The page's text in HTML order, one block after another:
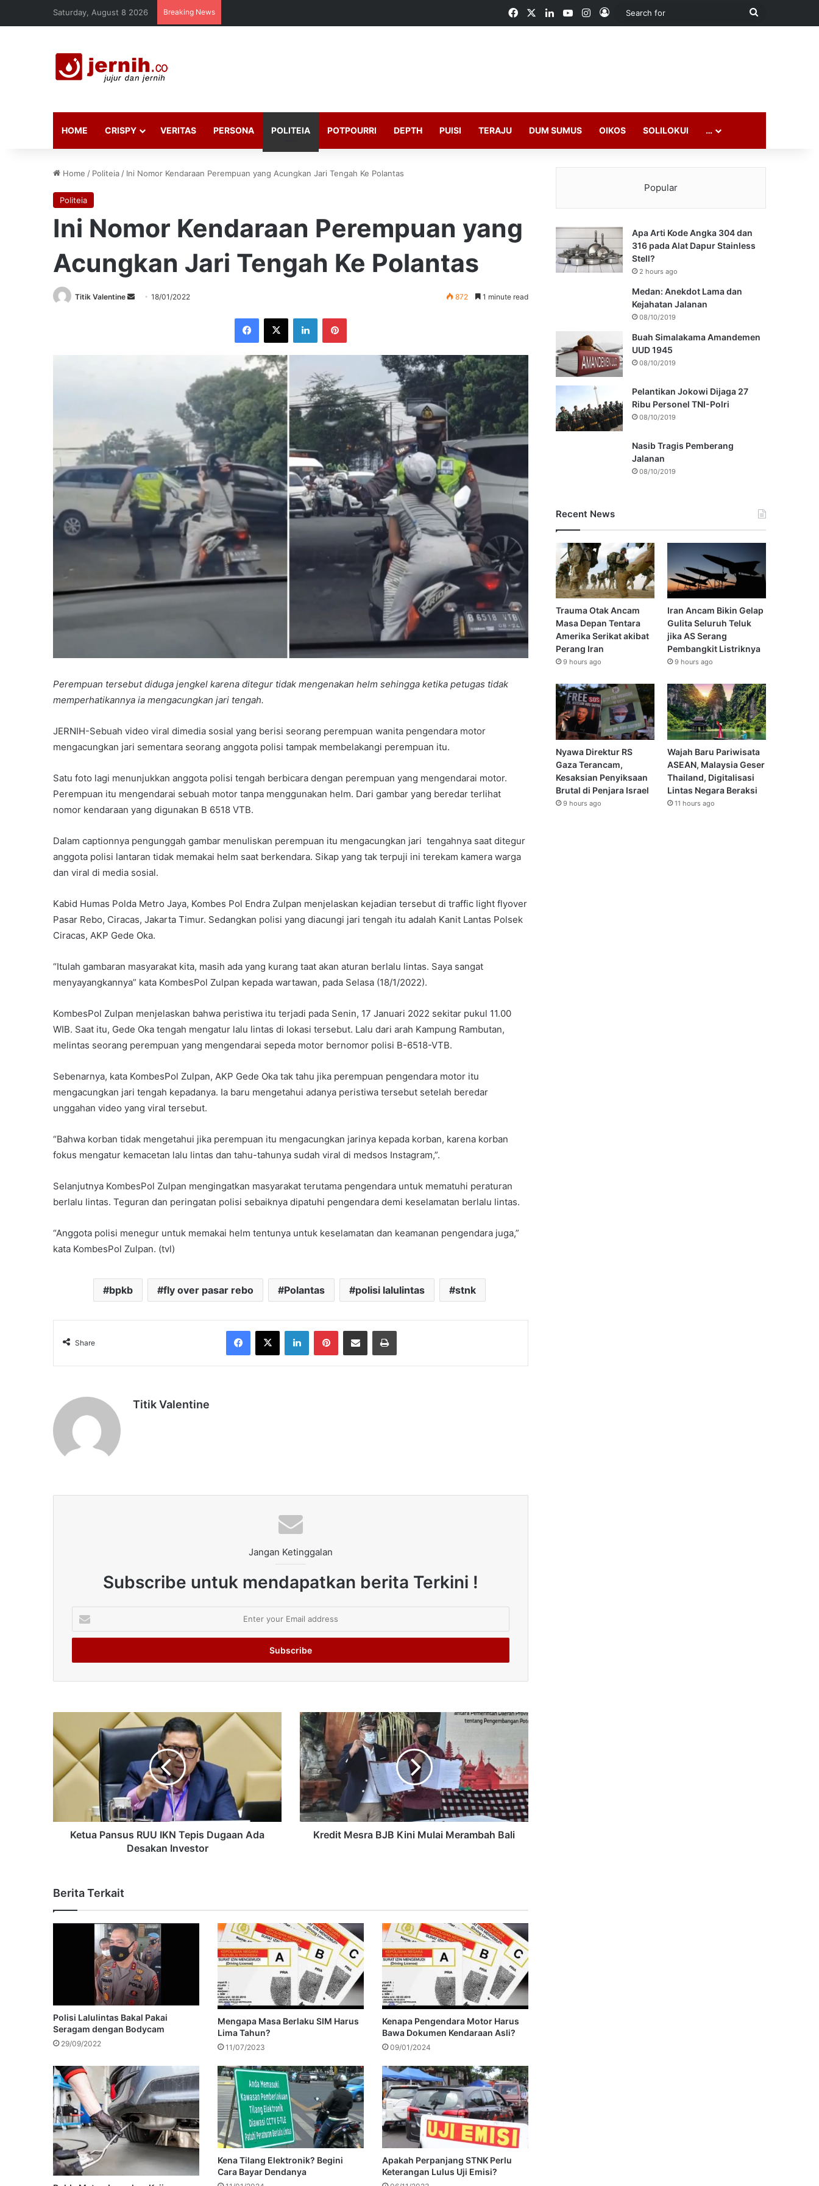
Saturday, August 8 2026 Breaking News FacebookLinkedInYouTubeInstagram
Log In
Search
HOME CRISPY VERITAS PERSONA POLITEIA POTPOURRI DEPTH PUISI TERAJU DUM SUMUS OIKOS SOLILOKUI …
Home / Politeia / Ini Nomor Kendaraan Perempuan yang Acungkan Jari Tengah Ke Polantas
Politeia
Ini Nomor Kendaraan Perempuan yang
Acungkan Jari Tengah Ke Polantas
Titik Valentine
Send18/01/2022 872 1 minute read
Facebook
X LinkedInPinterest
Perempuan tersebut diduga jengkel karena ditegur tidak mengenakan helm sehingga ketika petugas tidak
memperhatikannya ia mengacungkan jari tengah.
JERNIH-Sebuah video viral dimedia sosial yang berisi seorang perempuan wanita pengendara motor
mengacungkan jari sementara seorang anggota polisi tampak membelakangi perempuan itu.
Satu foto lagi menunjukkan anggota polisi tengah berbicara dengan perempuan yang mengendarai motor.
Perempuan itu mengendarai sebuah motor tanpa menggunakan helm. Dari gambar yang beredar terlihat
nomor kendaraan yang digunakan B 6518 VTB.
Dalam captionnya pengunggah gambar menuliskan perempuan itu mengacungkan jari tengahnya saat ditegur
anggota polisi lantaran tidak memakai helm saat berkendara. Sikap yang tak terpuji ini terekam kamera warga
dan viral di media sosial.
Kabid Humas Polda Metro Jaya, Kombes Pol Endra Zulpan menjelaskan kejadian tersebut di traffic light flyover
Pasar Rebo, Ciracas, Jakarta Timur. Sedangkan polisi yang diacungi jari tengah itu adalah Kanit Lantas Polsek
Ciracas, AKP Gede Oka.
“Itulah gambaran masyarakat kita, masih ada yang kurang taat akan aturan berlalu lintas. Saya sangat
menyayangkannya” kata KombesPol Zulpan kepada wartawan, pada Selasa (18/1/2022).
KombesPol Zulpan menjelaskan bahwa peristiwa itu terjadi pada Senin, 17 Januari 2022 sekitar pukul 11.00
WIB. Saat itu, Gede Oka tengah mengatur lalu lintas di lokasi tersebut. Lalu dari arah Kampung Rambutan,
melintas seorang perempuan yang mengendarai sepeda motor bernomor polisi B-6518-VTB.
Sebenarnya, kata KombesPol Zulpan, AKP Gede Oka tak tahu jika perempuan pengendara motor itu
mengacungkan jari tengah kepadanya. Ia baru mengetahui adanya peristiwa tersebut setelah beredar
unggahan video yang viral tersebut.
“Bahwa korban tidak mengetahui jika perempuan itu mengacungkan jarinya kepada korban, karena korban
fokus mengatur kemacetan lalu lintas dan tahu-tahunya sudah viral di medsos Instagram,”.
Selanjutnya KombesPol Zulpan mengingatkan masyarakat terutama pengendara untuk mematuhi peraturan
berlalu lintas. Teguran dan peringatan polisi sebaiknya dipatuhi pengendara demi keselamatan berlalu lintas.
“Anggota polisi menegur untuk memakai helm tentunya untuk keselamatan dan keamanan pengendara juga,”
kata KombesPol Zulpan. (tvl)
bpkb fly over pasar rebo Polantas polisi lalulintas stnk
Share
Facebook
X LinkedInPinterestShare via Email Print
Titik Valentine
Jangan Ketinggalan
Subscribe untuk mendapatkan berita Terkini !
your
Email
Ketua Pansus RUU IKN Tepis Dugaan Ada
Desakan Investor
Kredit Mesra BJB Kini Mulai Merambah Bali
Berita Terkait
Polisi Lalulintas Bakal Pakai
Seragam dengan Bodycam
29/09/2022
Mengapa Masa Berlaku SIM Harus
Lima Tahun?
11/07/2023
Kenapa Pengendara Motor Harus
Bawa Dokumen Kendaraan Asli?
09/01/2024
Kena Tilang Elektronik? Begini
Cara Bayar Dendanya
Apakah Perpanjang STNK Perlu
Keterangan Lulus Uji Emisi?
Popular
Apa Arti Kode Angka 304 dan
316 pada Alat Dapur Stainless
Stell?
2 hours ago
Medan: Anekdot Lama dan
Kejahatan Jalanan
08/10/2019
Buah Simalakama Amandemen
UUD 1945
08/10/2019
Pelantikan Jokowi Dijaga 27
Ribu Personel TNI-Polri
08/10/2019
Nasib Tragis Pemberang
Jalanan
08/10/2019
Recent News
Trauma Otak Ancam
Masa Depan Tentara
Amerika Serikat akibat
Perang Iran
9 hours ago
Iran Ancam Bikin Gelap
Gulita Seluruh Teluk
jika AS Serang
Pembangkit Listriknya
9 hours ago
Nyawa Direktur RS
Gaza Terancam,
Kesaksian Penyiksaan
Brutal di Penjara Israel
9 hours ago
Wajah Baru Pariwisata
ASEAN, Malaysia Geser
Thailand, Digitalisasi
Lintas Negara Beraksi
11 hours ago